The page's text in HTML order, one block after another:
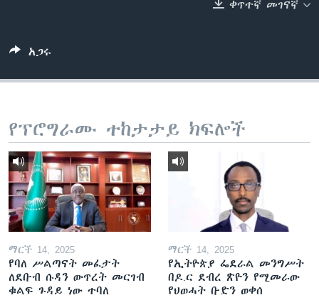
ቋንቋዎች
ቀጥተኛ መገናኛ
አጋሩ
የፕሮግራሙ ተከታታይ ክፍሎች
ማርች 14, 2025
የባለ ሥልጣናት መፈታት
ለደቡብ ሱዳን ውጥረት መርገብ
ቁልፍ ጉዳይ ነው ተባለ
ማርች 14, 2025
የኢትዮጵያ ፌደራል መንግሥት
በዶ.ር ደብረ ጽዮን የሚመራው
የህወሓት ቡድን ወቀሰ